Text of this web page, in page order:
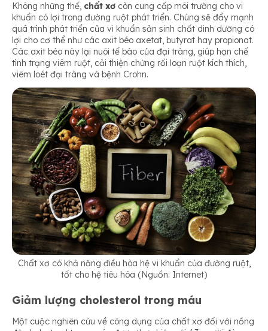
Không những thế, chất xơ còn cung cấp môi trường cho vi
khuẩn có lợi trong đường ruột phát triển. Chúng sẽ đẩy mạnh
quá trình phát triển của vi khuẩn sản sinh chất dinh dưỡng có
lợi cho cơ thể như các axit béo axetat, butyrat hay propionat.
Các axit béo này lại nuôi tế bào của đại tràng, giúp hạn chế
tình trạng viêm ruột, cải thiện chứng rối loạn ruột kích thích,
viêm loét đại tràng và bệnh Crohn.
Chất xơ có khả năng điều hòa hệ vi khuẩn của đường ruột,
tốt cho hệ tiêu hóa (Nguồn: Internet)
Giảm lượng cholesterol trong máu
Một cuộc nghiên cứu về công dụng của chất xơ đối với nồng